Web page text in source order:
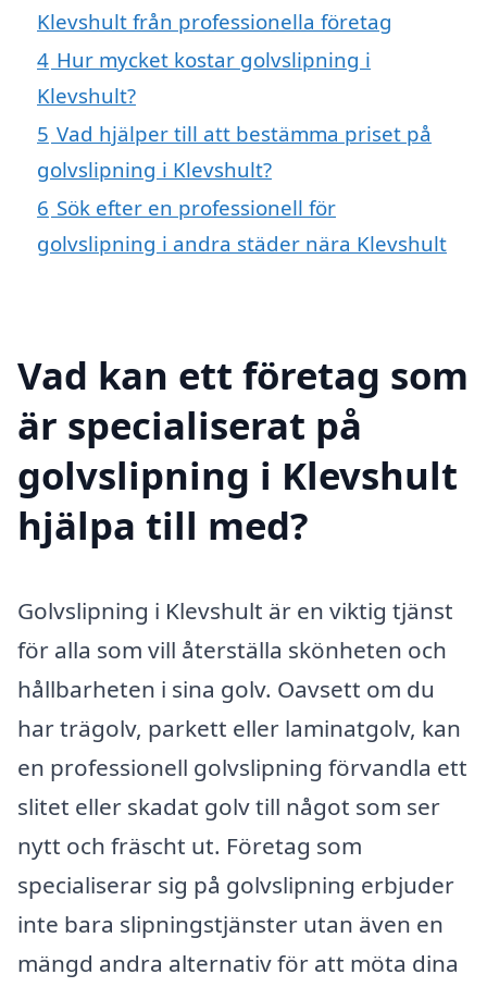
Klevshult från professionella företag
4 Hur mycket kostar golvslipning i
Klevshult?
5 Vad hjälper till att bestämma priset på
golvslipning i Klevshult?
6 Sök efter en professionell för
golvslipning i andra städer nära Klevshult
Vad kan ett företag som
är specialiserat på
golvslipning i Klevshult
hjälpa till med?
Golvslipning i Klevshult är en viktig tjänst
för alla som vill återställa skönheten och
hållbarheten i sina golv. Oavsett om du
har trägolv, parkett eller laminatgolv, kan
en professionell golvslipning förvandla ett
slitet eller skadat golv till något som ser
nytt och fräscht ut. Företag som
specialiserar sig på golvslipning erbjuder
inte bara slipningstjänster utan även en
mängd andra alternativ för att möta dina